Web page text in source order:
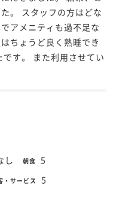
。 スタッフの方はどな
アメニティも過不足な
ちょうど良く熟睡でき
す。 また利用させてい
し 朝食 5
・サービス 5